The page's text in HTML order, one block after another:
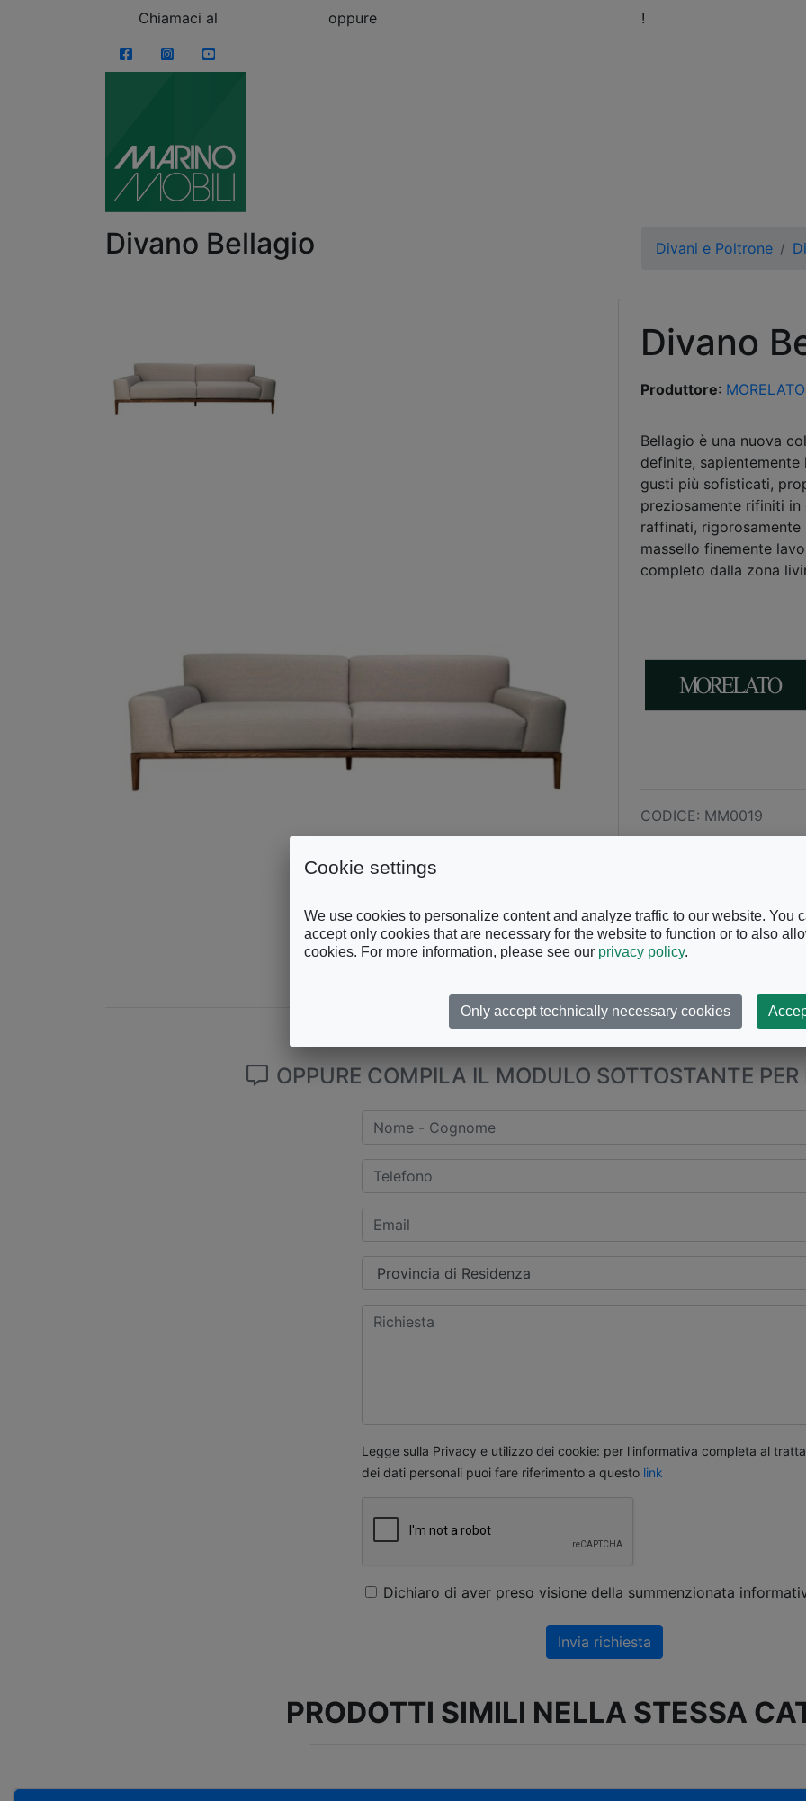
Chiamaci al oppure !
FacebookInstagramYouTube
Divano Bellagio Divani e Poltrone
Divano
Produttore: MORELATO
Bellagio è una nuova
definite,
gusti più sofisticati,
preziosamente rifiniti
raffinati,
massello finemente
completo dalla zona
CODICE: MM0019
CHIAMACI AL+39
OPPURE COMPILA IL MODULO SOTTOSTANTE
Legge sulla Privacy e utilizzo dei cookie: per l'informativa completa al
dei dati personali puoi fare riferimento a questo link
Dichiaro di aver preso visione della summenzionata
Invia richiesta
PRODOTTI SIMILI NELLA STESSA
Cookie settings
We use cookies to personalize content and analyze traffic to our website. You
accept only cookies that are necessary for the website to function or to also
cookies. For more information, please see our privacy policy.
Only accept technically necessary cookies